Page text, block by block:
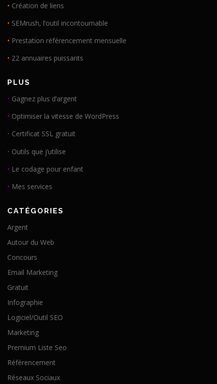
• Création de liens
• SEMrush, l’outil incontournable
• Prestation référencement mensuelle
• 22 annuaires puissants
PLUS
• Gagnez plus d’argent
• Optimiser la vitesse de WordPress
• Certificat SSL gratuit
• Outils que j’utilise
• Le codage pour enfant
• Mes services
CATÉGORIES
Argent
Autour du Web
Concours
Email Marketing
Gratuit
Infographie
Logiciel/Outil SEO
Marketing
Premium Liste Seo
Référencement
Réseaux Sociaux